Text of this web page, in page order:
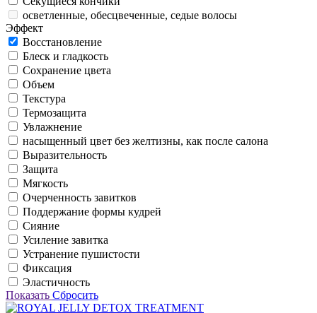
осветленные, обесцвеченные, седые волосы
Эффект
Восстановление
Блеск и гладкость
Сохранение цвета
Объем
Текстура
Термозащита
Увлажнение
насыщенный цвет без желтизны, как после салона
Выразительность
Защита
Мягкость
Очерченность завитков
Поддержание формы кудрей
Сияние
Усиление завитка
Устранение пушистости
Фиксация
Эластичность
Показать Сбросить